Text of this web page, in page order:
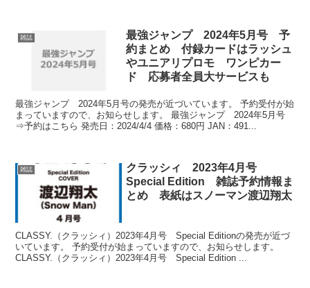
雑誌
最強ジャンプ 2024年5月号 予
約まとめ 付録カードはラッシュ
やユニアリプロモ ワンピカー
ド 応募者全員大サービスも
最強ジャンプ 2024年5月号の発売が近づいています。 予約受付が始
まっていますので、お知らせします。 最強ジャンプ 2024年5月号
⇒予約はこちら 発売日：2024/4/4 価格：680円 JAN：491...
雑誌
クラッシィ 2023年4月号
Special Edition 雑誌予約情報ま
とめ 表紙はスノーマン渡辺翔太
CLASSY.（クラッシィ）2023年4月号 Special Editionの発売が近づ
いています。 予約受付が始まっていますので、お知らせします。
CLASSY.（クラッシィ）2023年4月号 Special Edition ...